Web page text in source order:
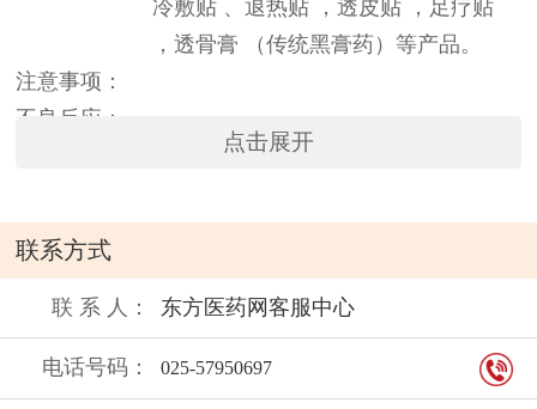
冷敷贴 、退热贴 ，透皮贴 ，足疗贴
，透骨膏 （传统黑膏药）等产品。
注意事项：
不良反应：
保质期：
点击展开
联系方式
联 系 人： 东方医药网客服中心
电话号码： 025-57950697